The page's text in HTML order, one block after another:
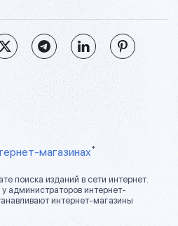
магазинах*
поиска изданий в сети интернет.
администраторов интернет-
интернет-магазины